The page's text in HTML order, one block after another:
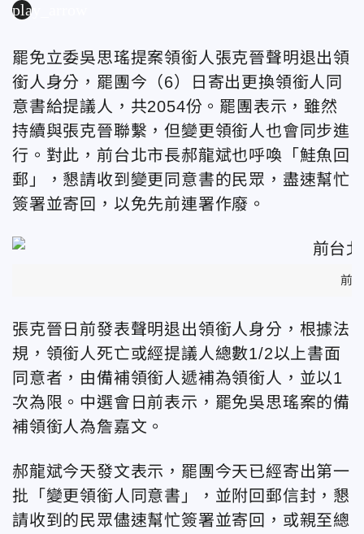
play_arrow
罷免立委吳思瑤提案領銜人張克晉聲明退出領
銜人身分，罷團今（6）日寄出更換領銜人同
意書給提議人，共2054份。罷團表示，雖然
持續與張克晉聯繫，但變更領銜人也會同步進
行。對此，前台北市長郝龍斌也呼喚「鮭魚回
郵」，懇請收到變更同意書的民眾，盡速幫忙
簽署並寄回，以免先前連署作廢。
前
張克晉日前發表聲明退出領銜人身分，根據法
規，領銜人死亡或經提議人總數1/2以上書面
同意者，由備補領銜人遞補為領銜人，並以1
次為限。中選會日前表示，罷免吳思瑤案的備
補領銜人為詹嘉文。
郝龍斌今天發文表示，罷團今天已經寄出第一
批「變更領銜人同意書」，並附回郵信封，懇
請收到的民眾儘速幫忙簽署並寄回，或親至總